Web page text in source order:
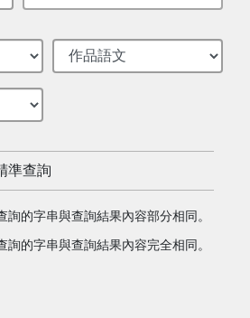
準查詢
詢的字串與查詢結果內容部分相同。
詢的字串與查詢結果內容完全相同。